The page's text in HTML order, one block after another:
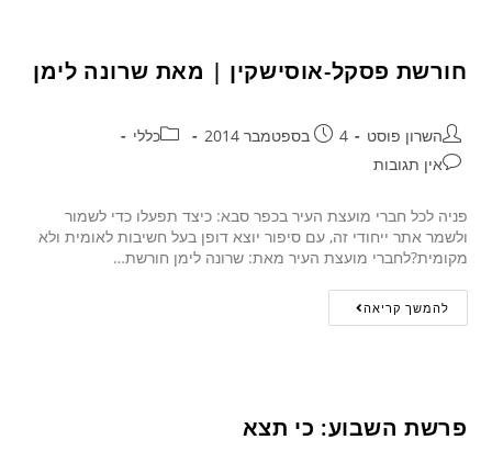
חורשת פסקל-אוסישקין | מאת שרונה לימן
השרון פוסט 4 בספטמבר 2014
כללי
אין תגובות
פניה לכל חברי מועצת העיר בכפר סבא: כיצד תפעלו כדי לשמור
ולשמר אתר ייחודי זה, עם סיפור יוצא דופן בעל חשיבות לאומית ולא
מקומית?לחברי מועצת העיר מאת: שרונה לימן חורשת…
להמשך קריאה
פרשת השבוע: כי תצא